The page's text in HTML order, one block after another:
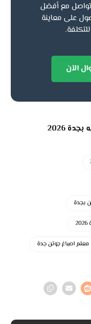
تواصل مع أفضل
على معاينة
الآن
2026
بجدة
معلم اصباغ جوتن جدة